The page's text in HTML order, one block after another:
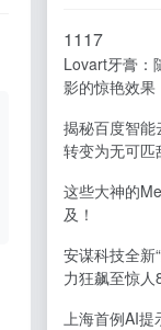
1117
Lovart牙膏：
影的惊艳效果
揭秘百度智
转变为无可匹
这些大神的
及！
安谋科技全新
力狂飙至惊人
上海首例AI提